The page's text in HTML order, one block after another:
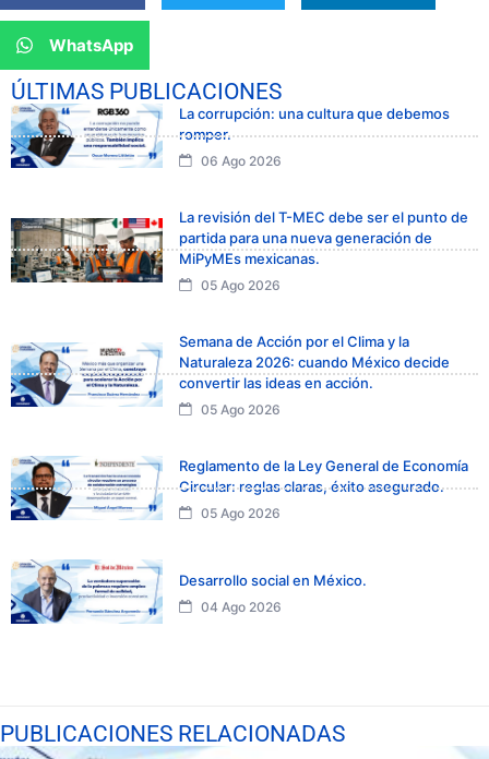
WhatsApp
ÚLTIMAS PUBLICACIONES
La corrupción: una cultura que debemos
romper.
06 Ago 2026
La revisión del T-MEC debe ser el punto de
partida para una nueva generación de
MiPyMEs mexicanas.
05 Ago 2026
Semana de Acción por el Clima y la
Naturaleza 2026: cuando México decide
convertir las ideas en acción.
05 Ago 2026
Reglamento de la Ley General de Economía
Circular: reglas claras, éxito asegurado.
05 Ago 2026
Desarrollo social en México.
04 Ago 2026
PUBLICACIONES RELACIONADAS